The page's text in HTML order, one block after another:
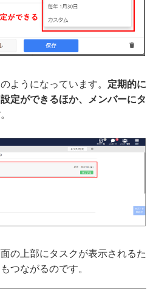
ようになっています。 定期的に
定ができるほか、メンバーにタ
。
の上部にタスクが表示されるた
つながるのです。